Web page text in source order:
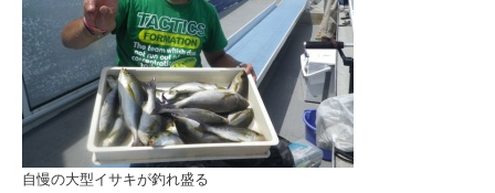
自慢の大型イサキが釣れ盛る